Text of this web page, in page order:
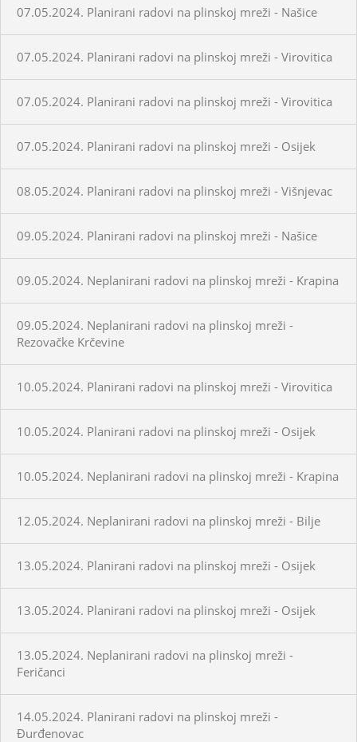
07.05.2024. Planirani radovi na plinskoj mreži - Našice
07.05.2024. Planirani radovi na plinskoj mreži - Virovitica
07.05.2024. Planirani radovi na plinskoj mreži - Virovitica
07.05.2024. Planirani radovi na plinskoj mreži - Osijek
08.05.2024. Planirani radovi na plinskoj mreži - Višnjevac
09.05.2024. Planirani radovi na plinskoj mreži - Našice
09.05.2024. Neplanirani radovi na plinskoj mreži - Krapina
09.05.2024. Neplanirani radovi na plinskoj mreži -
Rezovačke Krčevine
10.05.2024. Planirani radovi na plinskoj mreži - Virovitica
10.05.2024. Planirani radovi na plinskoj mreži - Osijek
10.05.2024. Neplanirani radovi na plinskoj mreži - Krapina
12.05.2024. Neplanirani radovi na plinskoj mreži - Bilje
13.05.2024. Planirani radovi na plinskoj mreži - Osijek
13.05.2024. Planirani radovi na plinskoj mreži - Osijek
13.05.2024. Neplanirani radovi na plinskoj mreži -
Feričanci
14.05.2024. Planirani radovi na plinskoj mreži -
Đurđenovac